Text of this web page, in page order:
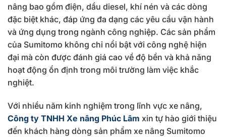
nâng bao gồm điện, dầu diesel, khí nén và các dòng
đặc biệt khác, đáp ứng đa dạng các yêu cầu vận hành
và ứng dụng trong ngành công nghiệp. Các sản phẩm
của Sumitomo không chỉ nổi bật với công nghệ hiện
đại mà còn được đánh giá cao về độ bền và khả năng
hoạt động ổn định trong môi trường làm việc khắc
nghiệt.
Với nhiều năm kinh nghiệm trong lĩnh vực xe nâng,
Công ty TNHH Xe nâng Phúc Lâm xin tự hào giới thiệu
đến khách hàng dòng sản phẩm xe nâng Sumitomo